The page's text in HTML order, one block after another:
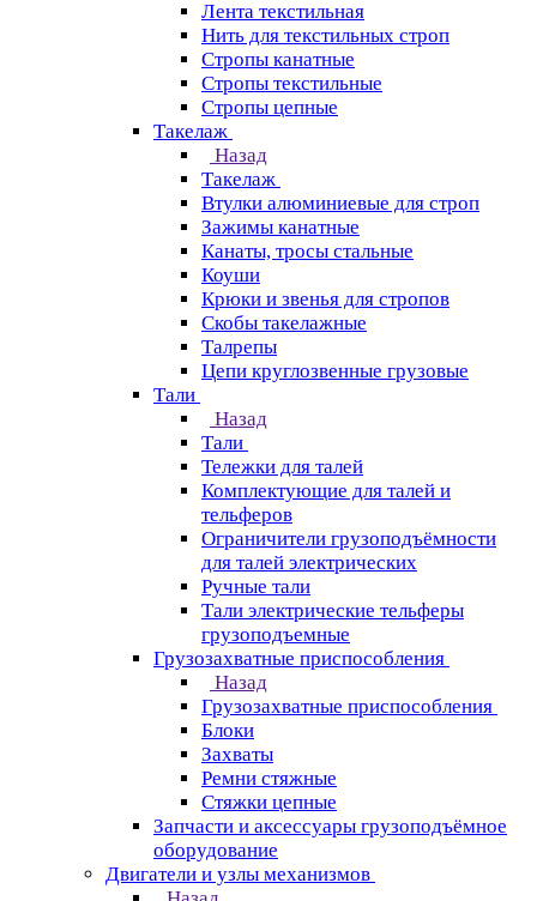
Лента текстильная
Нить для текстильных строп
Стропы канатные
Стропы текстильные
Стропы цепные
Такелаж
Назад
Такелаж
Втулки алюминиевые для строп
Зажимы канатные
Канаты, тросы стальные
Коуши
Крюки и звенья для стропов
Скобы такелажные
Талрепы
Цепи круглозвенные грузовые
Тали
Назад
Тали
Тележки для талей
Комплектующие для талей и
тельферов
Ограничители грузоподъёмности
для талей электрических
Ручные тали
Тали электрические тельферы
грузоподъемные
Грузозахватные приспособления
Назад
Грузозахватные приспособления
Блоки
Захваты
Ремни стяжные
Стяжки цепные
Запчасти и аксессуары грузоподъёмное
оборудование
Двигатели и узлы механизмов